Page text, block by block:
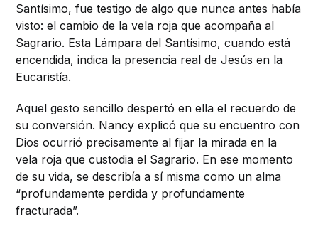
Santísimo, fue testigo de algo que nunca antes había
visto: el cambio de la vela roja que acompaña al
Sagrario. Esta Lámpara del Santísimo, cuando está
encendida, indica la presencia real de Jesús en la
Eucaristía.
Aquel gesto sencillo despertó en ella el recuerdo de
su conversión. Nancy explicó que su encuentro con
Dios ocurrió precisamente al fijar la mirada en la
vela roja que custodia el Sagrario. En ese momento
de su vida, se describía a sí misma como un alma
“profundamente perdida y profundamente
fracturada”.